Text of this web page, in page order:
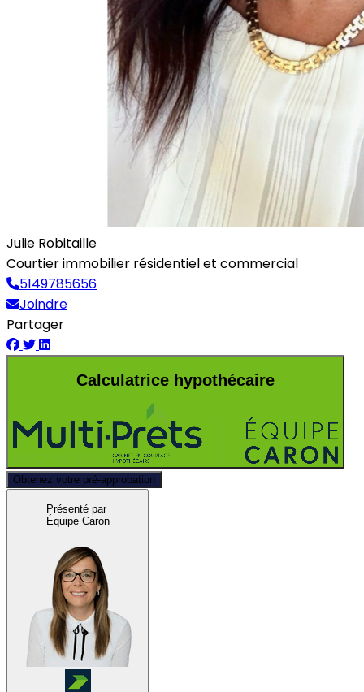
Julie Robitaille
Courtier immobilier résidentiel et commercial
5149785656
Joindre
Partager
Calculatrice hypothécaire
Obtenez votre pré-approbation
Présenté par
Équipe Caron